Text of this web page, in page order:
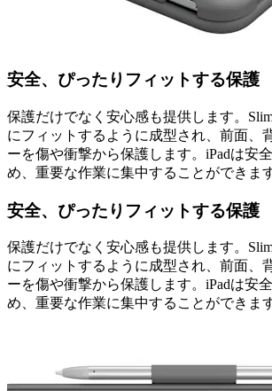
安全、ぴったりフィットする保護
保護だけでなく安心感も提供します。
にフィットするように成型され、前面、
ーを傷や衝撃から保護します。iPadは安
め、重要な作業に集中することができます
安全、ぴったりフィットする保護
保護だけでなく安心感も提供します。
にフィットするように成型され、前面、
ーを傷や衝撃から保護します。iPadは安
め、重要な作業に集中することができます